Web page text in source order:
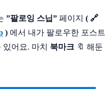
”팔로잉 스닙” 페이지 ( 🔗
) 에서 내가 팔로우한 포스트
어요. 마치 북마크 🔖 해둔